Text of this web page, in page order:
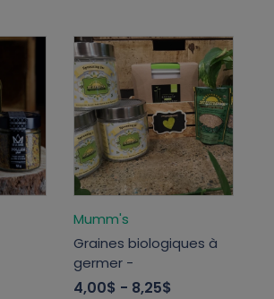
Mumm's
Graines biologiques à
germer -
4,00$ - 8,25$